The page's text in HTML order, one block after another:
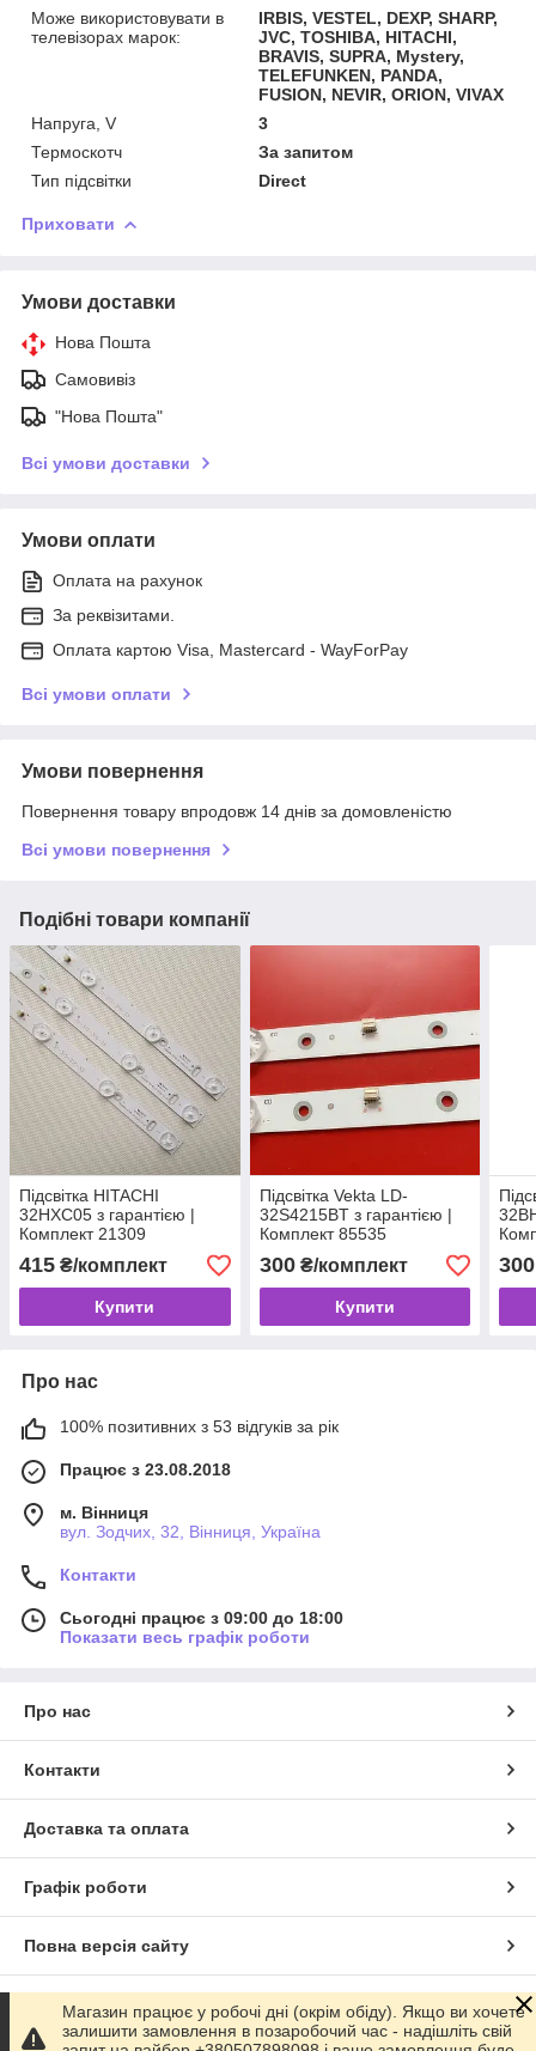
Може використовувати в
телевізорах марок:
IRBIS, VESTEL, DEXP, SHARP,
JVC, TOSHIBA, HITACHI,
BRAVIS, SUPRA, Mystery,
TELEFUNKEN, PANDA,
FUSION, NEVIR, ORION, VIVAX
Напруга, V
3
Термоскотч
За запитом
Тип підсвітки
Direct
Приховати
Умови доставки
Нова Пошта
Самовивіз
"Нова Пошта"
Всі умови доставки
Умови оплати
Оплата на рахунок
За реквізитами.
Оплата картою Visa, Mastercard - WayForPay
Всі умови оплати
Умови повернення
Повернення товару впродовж 14 днів за домовленістю
Всі умови повернення
Подібні товари компанії
Підсвітка HITACHI
32HXC05 з гарантією |
Комплект 21309
415 ₴/комплект
Купити
Підсвітка Vekta LD-
32S4215BT з гарантією |
Комплект 85535
300₴/комплект
Купити
300
Про нас
100% позитивних з 53 відгуків за рік
Працює з 23.08.2018
м. Вінниця
вул. Зодчих, 32, Вінниця, Україна
Контакти
Сьогодні працює з 09:00 до 18:00
Показати весь графік роботи
Про нас
Контакти
Доставка та оплата
Графік роботи
Повна версія сайту
Сайт створено на маркетплейсіProm.ua
Магазин працює у робочі дні (окрім обіду). Якщо ви хочете
залишити замовлення в позаробочий час - надішліть свій